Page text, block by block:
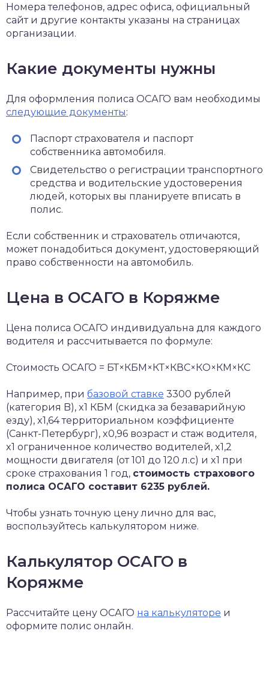
Номера телефонов, адрес офиса, официальный
сайт и другие контакты указаны на страницах
организации.
Какие документы нужны
Для оформления полиса ОСАГО вам необходимы
следующие документы:
Паспорт страхователя и паспорт
собственника автомобиля.
Свидетельство о регистрации транспортного
средства и водительские удостоверения
людей, которых вы планируете вписать в
полис.
Если собственник и страхователь отличаются,
может понадобиться документ, удостоверяющий
право собственности на автомобиль.
Цена в ОСАГО в Коряжме
Цена полиса ОСАГО индивидуальна для каждого
водителя и рассчитывается по формуле:
Стоимость ОСАГО = БТ×КБМ×КТ×КВС×КО×КМ×КС
Например, при базовой ставке 3300 рублей
(категория B), x1 КБМ (скидка за безаварийную
езду), x1,64 территориальном коэффициенте
(Санкт-Петербург), x0,96 возраст и стаж водителя,
x1 ограниченное количество водителей, x1,2
мощности двигателя (от 101 до 120 л.с) и x1 при
сроке страхования 1 год, стоимость страхового
полиса ОСАГО составит 6235 рублей.
Чтобы узнать точную цену лично для вас,
воспользуйтесь калькулятором ниже.
Калькулятор ОСАГО в
Коряжме
Рассчитайте цену ОСАГО на калькуляторе и
оформите полис онлайн.